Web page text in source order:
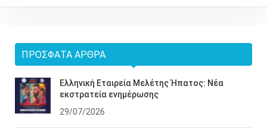
ΠΡΌΣΦΑΤΑ ΆΡΘΡΑ
Ελληνική Εταιρεία Μελέτης Ήπατος: Νέα
εκστρατεία ενημέρωσης
29/07/2026